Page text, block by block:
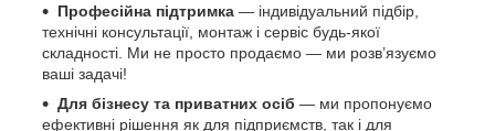
Професійна підтримка — індивідуальний підбір,
технічні консультації, монтаж і сервіс будь-якої
складності. Ми не просто продаємо — ми розв’язуємо
ваші задачі!
Для бізнесу та приватних осіб — ми пропонуємо
ефективні рішення як для підприємств, так і для